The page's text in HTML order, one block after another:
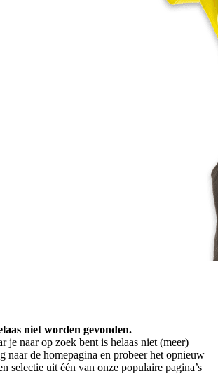
niet worden gevonden.
je naar op zoek bent is helaas niet (meer)
naar de homepagina en probeer het opnieuw
selectie uit één van onze populaire pagina’s